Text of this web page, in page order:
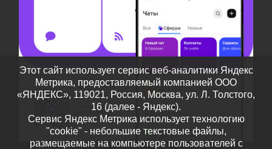
Этот сайт использует сервис веб-аналитики Яндекс
Метрика, предоставляемый компанией ООО
«ЯНДЕКС», 119021, Россия, Москва, ул. Л. Толстого,
16 (далее - Яндекс).
Сервис Яндекс Метрика использует технологию
"cookie" - небольшие текстовые файлы,
размещаемые на компьютере пользователей с